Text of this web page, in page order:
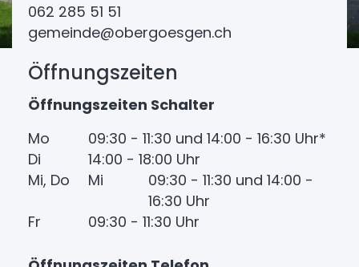
062 285 51 51
gemeinde@obergoesgen.ch
Öffnungszeiten
Öffnungszeiten Schalter
Mo
09:30 - 11:30 und 14:00 - 16:30 Uhr*
Di
14:00 - 18:00 Uhr
Mi, Do
Mi
09:30 - 11:30 und 14:00 -
16:30 Uhr
Fr
09:30 - 11:30 Uhr